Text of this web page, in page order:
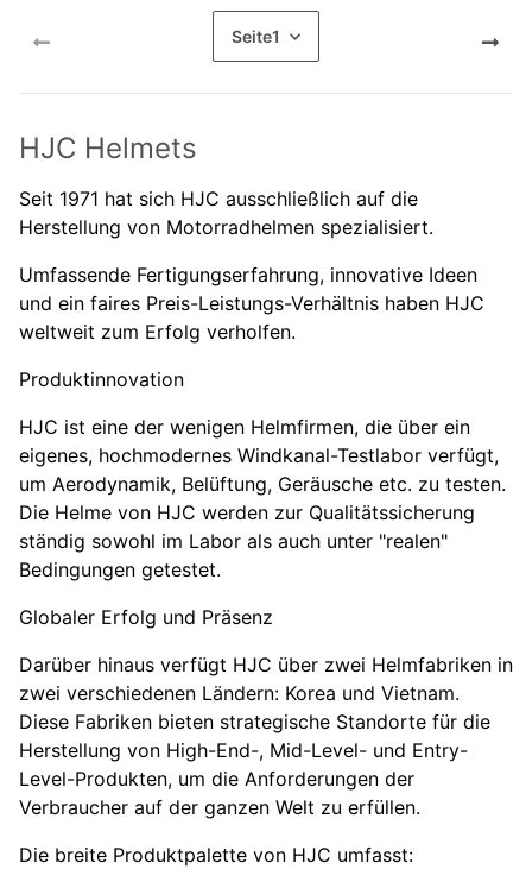
Seite1
HJC Helmets
Seit 1971 hat sich HJC ausschließlich auf die
Herstellung von Motorradhelmen spezialisiert.
Umfassende Fertigungserfahrung, innovative Ideen
und ein faires Preis-Leistungs-Verhältnis haben HJC
weltweit zum Erfolg verholfen.
Produktinnovation
HJC ist eine der wenigen Helmfirmen, die über ein
eigenes, hochmodernes Windkanal-Testlabor verfügt,
um Aerodynamik, Belüftung, Geräusche etc. zu testen.
Die Helme von HJC werden zur Qualitätssicherung
ständig sowohl im Labor als auch unter "realen"
Bedingungen getestet.
Globaler Erfolg und Präsenz
Darüber hinaus verfügt HJC über zwei Helmfabriken in
zwei verschiedenen Ländern: Korea und Vietnam.
Diese Fabriken bieten strategische Standorte für die
Herstellung von High-End-, Mid-Level- und Entry-
Level-Produkten, um die Anforderungen der
Verbraucher auf der ganzen Welt zu erfüllen.
Die breite Produktpalette von HJC umfasst: